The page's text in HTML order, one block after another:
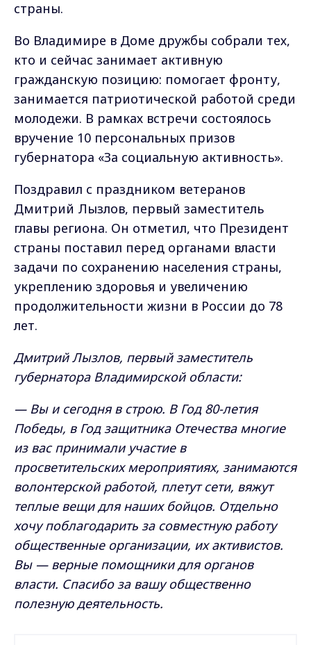
страны.
Во Владимире в Доме дружбы собрали тех,
кто и сейчас занимает активную
гражданскую позицию: помогает фронту,
занимается патриотической работой среди
молодежи. В рамках встречи состоялось
вручение 10 персональных призов
губернатора «За социальную активность».
Поздравил с праздником ветеранов
Дмитрий Лызлов, первый заместитель
главы региона. Он отметил, что Президент
страны поставил перед органами власти
задачи по сохранению населения страны,
укреплению здоровья и увеличению
продолжительности жизни в России до 78
лет.
Дмитрий Лызлов, первый заместитель
губернатора Владимирской области:
— Вы и сегодня в строю. В Год 80-летия
Победы, в Год защитника Отечества многие
из вас принимали участие в
просветительских мероприятиях, занимаются
волонтерской работой, плетут сети, вяжут
теплые вещи для наших бойцов. Отдельно
хочу поблагодарить за совместную работу
общественные организации, их активистов.
Вы — верные помощники для органов
власти. Спасибо за вашу общественно
полезную деятельность.